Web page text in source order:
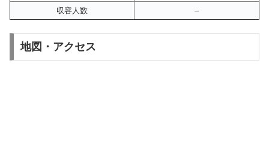
収容人数
–
地図・アクセス